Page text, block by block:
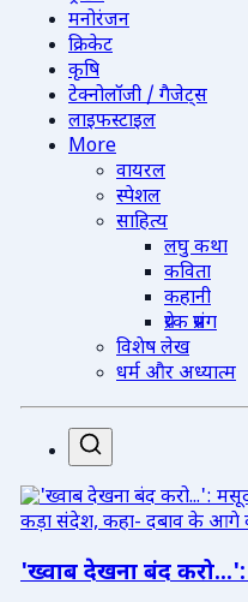
मनोरंजन
क्रिकेट
कृषि
टेक्नोलॉजी / गैजेट्स
लाइफस्टाइल
More
वायरल
स्पेशल
साहित्य
लघु कथा
कविता
कहानी
प्रेरक प्रसंग
विशेष लेख
धर्म और अध्यात्म
'ख्वाब देखना बंद